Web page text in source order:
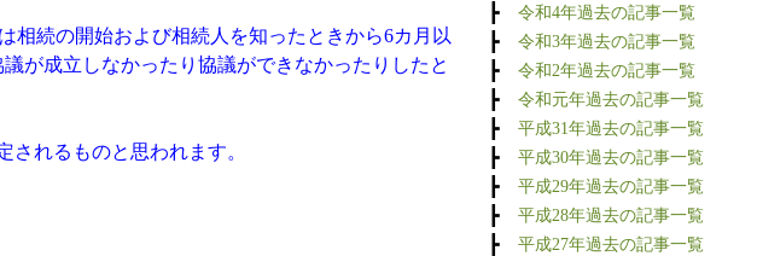
続の開始および相続人を知ったときから6カ月以
が成立しなかったり協議ができなかったりしたと
れるものと思われます。
┣ 令和4年過去の記事一覧
┣ 令和3年過去の記事一覧
┣ 令和2年過去の記事一覧
┣ 令和元年過去の記事一覧
┣ 平成31年過去の記事一覧
┣ 平成30年過去の記事一覧
┣ 平成29年過去の記事一覧
┣ 平成28年過去の記事一覧
┣ 平成27年過去の記事一覧